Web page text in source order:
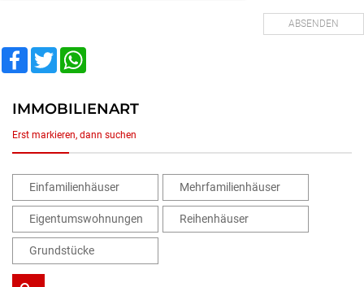
Facebook
Twitter
IMMOBILIENART
Erst markieren, dann suchen
Einfamilienhäuser Mehrfamilienhäuser
Eigentumswohnungen Reihenhäuser
Grundstücke